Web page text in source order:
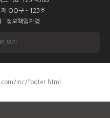
제 OO구 - 123호
: 정보책임자명
보기
inc/footer.html